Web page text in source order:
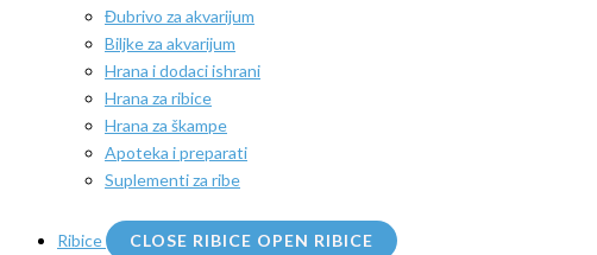
Đubrivo za akvarijum
Biljke za akvarijum
Hrana i dodaci ishrani
Hrana za ribice
Hrana za škampe
Apoteka i preparati
Suplementi za ribe
Ribice CLOSE RIBICE OPEN RIBICE